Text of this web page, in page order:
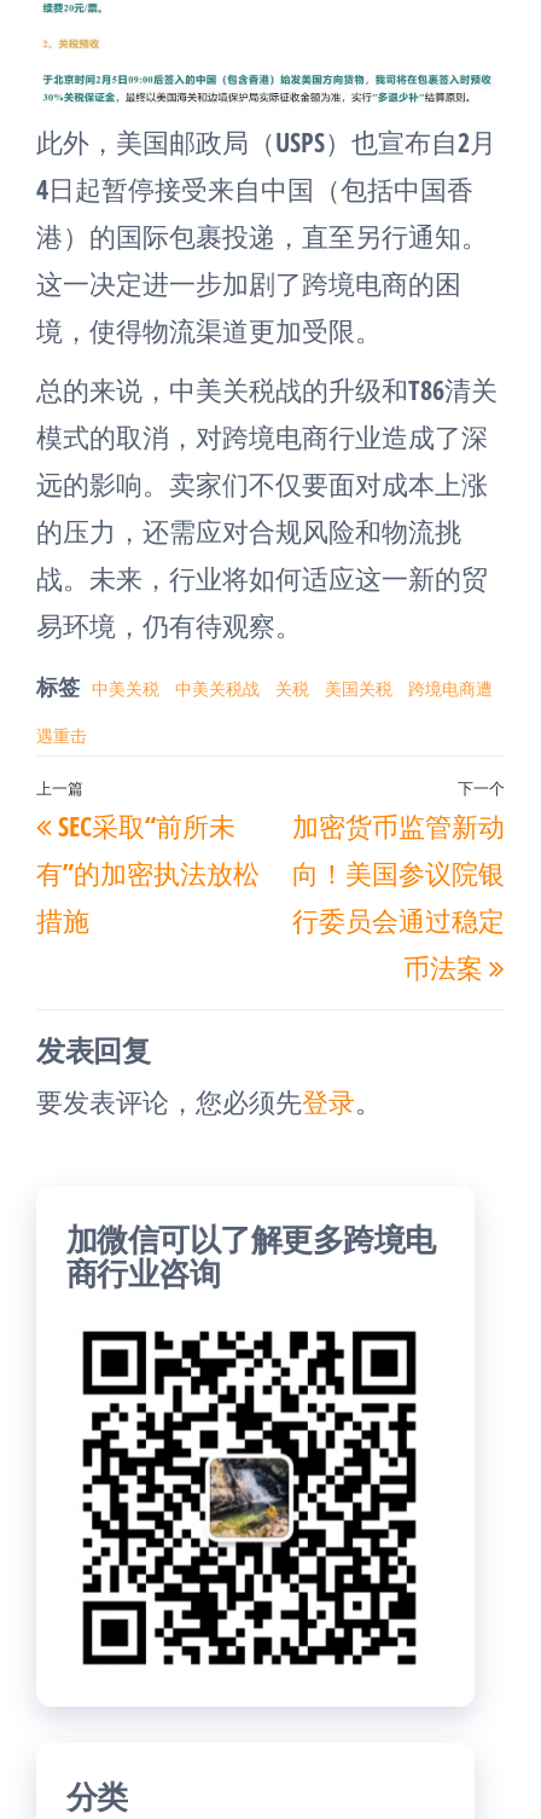
此外，美国邮政局（USPS）也宣布自2月
4日起暂停接受来自中国（包括中国香
港）的国际包裹投递，直至另行通知。
这一决定进一步加剧了跨境电商的困
境，使得物流渠道更加受限。
总的来说，中美关税战的升级和T86清关
模式的取消，对跨境电商行业造成了深
远的影响。卖家们不仅要面对成本上涨
的压力，还需应对合规风险和物流挑
战。未来，行业将如何适应这一新的贸
易环境，仍有待观察。
标签 中美关税 中美关税战 关税 美国关税 跨境电商遭
遇重击
文
章
导
航
上
一
篇
文
上一篇
SEC采取“前所未
有”的加密执法放松
措施
下
下一个
加密货币监管新动
向！美国参议院银
行委员会通过稳定
币法案
发表回复
要发表评论，您必须先登录。
加微信可以了解更多跨境电
商行业咨询
分类